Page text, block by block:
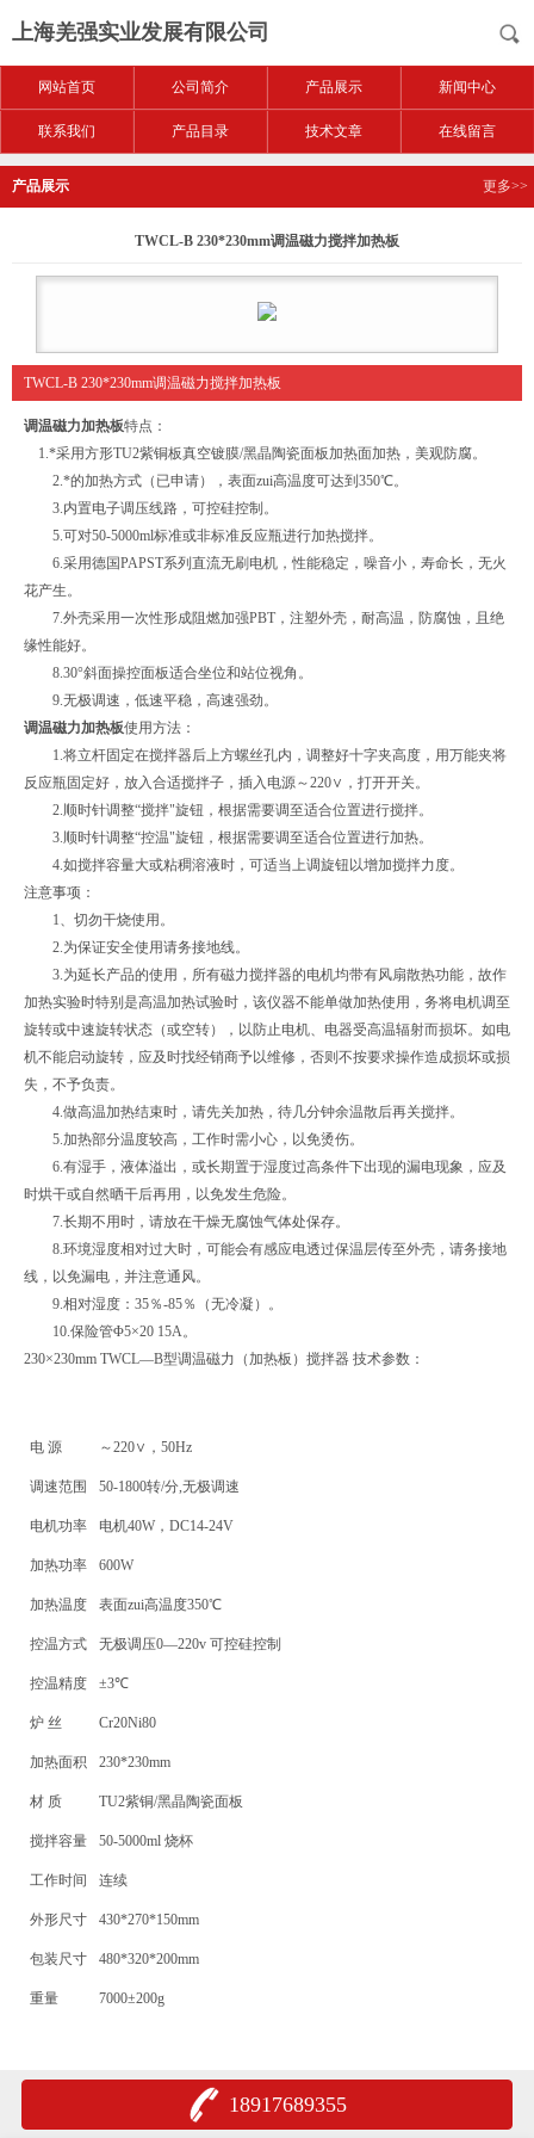
上海羌强实业发展有限公司
网站首页 公司简介 产品展示 新闻中心
联系我们 产品目录 技术文章 在线留言
产品展示 更多>>
TWCL-B 230*230mm调温磁力搅拌加热板
TWCL-B 230*230mm调温磁力搅拌加热板
调温磁力加热板特点：
1.*采用方形TU2紫铜板真空镀膜/黑晶陶瓷面板加热面加热，美观防腐。
2.*的加热方式（已申请），表面zui高温度可达到350℃。
3.内置电子调压线路，可控硅控制。
5.可对50-5000ml标准或非标准反应瓶进行加热搅拌。
6.采用德国PAPST系列直流无刷电机，性能稳定，噪音小，寿命长，无火
花产生。
7.外壳采用一次性形成阻燃加强PBT，注塑外壳，耐高温，防腐蚀，且绝
缘性能好。
8.30°斜面操控面板适合坐位和站位视角。
9.无极调速，低速平稳，高速强劲。
调温磁力加热板使用方法：
1.将立杆固定在搅拌器后上方螺丝孔内，调整好十字夹高度，用万能夹将
反应瓶固定好，放入合适搅拌子，插入电源～220∨，打开开关。
2.顺时针调整“搅拌"旋钮，根据需要调至适合位置进行搅拌。
3.顺时针调整“控温"旋钮，根据需要调至适合位置进行加热。
4.如搅拌容量大或粘稠溶液时，可适当上调旋钮以增加搅拌力度。
注意事项：
1、切勿干烧使用。
2.为保证安全使用请务接地线。
3.为延长产品的使用，所有磁力搅拌器的电机均带有风扇散热功能，故作
加热实验时特别是高温加热试验时，该仪器不能单做加热使用，务将电机调至
旋转或中速旋转状态（或空转），以防止电机、电器受高温辐射而损坏。如电
机不能启动旋转，应及时找经销商予以维修，否则不按要求操作造成损坏或损
失，不予负责。
4.做高温加热结束时，请先关加热，待几分钟余温散后再关搅拌。
5.加热部分温度较高，工作时需小心，以免烫伤。
6.有湿手，液体溢出，或长期置于湿度过高条件下出现的漏电现象，应及
时烘干或自然晒干后再用，以免发生危险。
7.长期不用时，请放在干燥无腐蚀气体处保存。
8.环境湿度相对过大时，可能会有感应电透过保温层传至外壳，请务接地
线，以免漏电，并注意通风。
9.相对湿度：35％-85％（无冷凝）。
10.保险管Φ5×20 15A。
230×230mm TWCL—B型调温磁力（加热板）搅拌器 技术参数：
电 源 ～220∨，50Hz
调速范围 50-1800转/分,无极调速
电机功率 电机40W，DC14-24V
加热功率 600W
加热温度 表面zui高温度350℃
控温方式 无极调压0—220v 可控硅控制
控温精度 ±3℃
炉 丝 Cr20Ni80
加热面积 230*230mm
材 质 TU2紫铜/黑晶陶瓷面板
搅拌容量 50-5000ml 烧杯
工作时间 连续
外形尺寸 430*270*150mm
包装尺寸 480*320*200mm
重量 7000±200g
18917689355